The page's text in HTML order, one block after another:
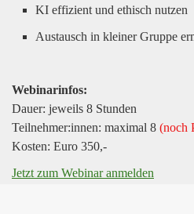
KI effizient und ethisch nutzen
Austausch in kleiner Gruppe
Webinarinfos:
Dauer: jeweils 8 Stunden
Teilnehmer:innen: maximal 8 (noch
Kosten: Euro 350,-
Jetzt zum Webinar anmelden